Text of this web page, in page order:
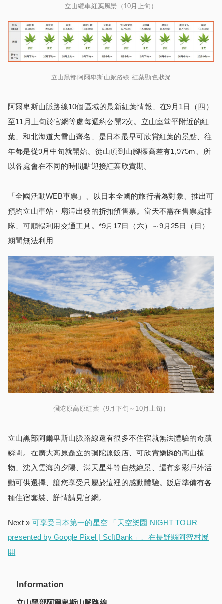
立山纜車紅葉風景（10月上旬）
立山黑部阿爾卑斯山脈路線 紅葉顯色狀況
阿爾卑斯山脈路線10個區域的最新紅葉情報、在9月1日（四）
至11月上旬於官網等處每週約公開2次。立山室堂平附近的紅
葉、和北海道大雪山齊名、是日本最早可欣賞紅葉的景點、往
年都是從9月中旬就開始。從山頂到山腳標高差有1,975m、所
以各處會在不同的時間點迎接紅葉欣賞期。
「全國活動WEB車票」、以日本全國的旅行者為對象、推出可
預約立山車站・扇澤出發的折扣預售票。當天不需在售票處排
隊、可順暢利用交通工具。*9月17日（六）～9月25日（日）
期間無法利用
彌陀原高原紅葉（9月下旬～10月上旬）
立山黑部阿爾卑斯山脈路線還有很多不住宿就無法體驗的奇蹟
瞬間。在廣大高原矗立的彌陀原飯店、可欣賞嬌憐的高山植
物、沈入雲海的夕陽、滿天星斗等自然絶景、還有多彩戶外活
動可供選擇、讓您享受只屬於這裡的感動體驗。飯店準備有各
種住宿套裝、詳情請見官網。
Next » 可享受日本第一的星空 「天空樂園 NIGHT TOUR
presented by Google Pixel | SoftBank」、在長野縣阿智村展
開
Information
立山黑部阿爾卑斯山脈路線